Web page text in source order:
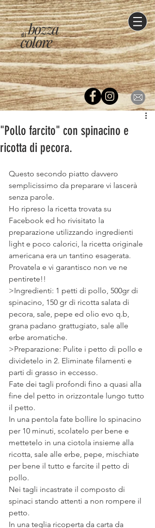
di
colore
bozza
"Pollo farcito" con spinacino e
ricotta di pecora.
Questo secondo piatto davvero
semplicissimo da preparare vi lascerà
senza parole.
Ho ripreso la ricetta trovata su
Facebook ed ho rivisitato la
preparazione utilizzando ingredienti
light e poco calorici, la ricetta originale
americana era un tantino esagerata.
Provatela e vi garantisco non ve ne
pentirete!!
>Ingredienti: 1 petti di pollo, 500gr di
spinacino, 150 gr di ricotta salata di
pecora, sale, pepe ed olio evo q.b,
grana padano grattugiato, sale alle
erbe aromatiche.
>Preparazione: Pulite i petto di pollo e
dividetelo in 2. Eliminate filamenti e
parti di grasso in eccesso.
Fate dei tagli profondi fino a quasi alla
fine del petto in orizzontale lungo tutto
il petto.
In una pentola fate bollire lo spinacino
per 10 minuti, scolatelo per bene e
mettetelo in una ciotola insieme alla
ricotta, sale alle erbe, pepe, mischiate
per bene il tutto e farcite il petto di
pollo.
Nei tagli incastrate il composto di
spinaci stando attenti a non rompere il
petto.
In una teglia ricoperta da carta da